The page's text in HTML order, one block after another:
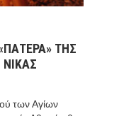
ΤΗΣ
των Αγίων